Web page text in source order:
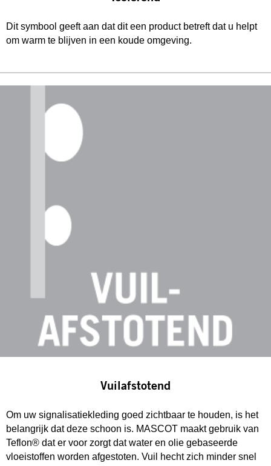
Dit symbool geeft aan dat dit een product betreft dat u helpt
om warm te blijven in een koude omgeving.
Vuilafstotend
Om uw signalisatiekleding goed zichtbaar te houden, is het
belangrijk dat deze schoon is. MASCOT maakt gebruik van
Teflon® dat er voor zorgt dat water en olie gebaseerde
vloeistoffen worden afgestoten. Vuil hecht zich minder snel